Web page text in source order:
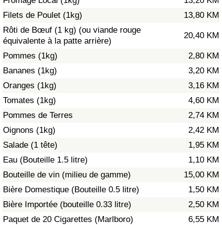
Filets de Poulet (1kg)
13,80 KM
Rôti de Bœuf (1 kg) (ou viande rouge
équivalente à la patte arrière)
20,40 KM
Pommes (1kg)
2,80 KM
Bananes (1kg)
3,20 KM
Oranges (1kg)
3,16 KM
Tomates (1kg)
4,60 KM
Pommes de Terres
2,74 KM
Oignons (1kg)
2,42 KM
Salade (1 tête)
1,95 KM
Eau (Bouteille 1.5 litre)
1,10 KM
Bouteille de vin (milieu de gamme)
15,00 KM
Bière Domestique (Bouteille 0.5 litre)
1,50 KM
Bière Importée (bouteille 0.33 litre)
2,50 KM
Paquet de 20 Cigarettes (Marlboro)
6,55 KM
Indice des soins de santé par Pays
Pollution
Indice de pollution
Indice de Pollution par Pays
Trafic
Indice de Trafic
Indice de Trafic (Actuel)
Indice de Trafic par Pays